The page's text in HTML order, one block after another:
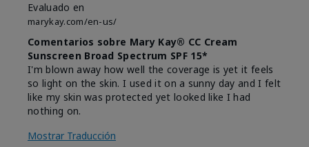
Evaluado en
marykay.com/en-us/
Comentarios sobre Mary Kay® CC Cream
Sunscreen Broad Spectrum SPF 15*
I'm blown away how well the coverage is yet it feels
so light on the skin. I used it on a sunny day and I felt
like my skin was protected yet looked like I had
nothing on.
Mostrar Traducción